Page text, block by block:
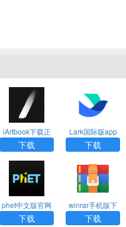
iArtbook下载正
版免费2024
下载
Lark国际版app
下载
下载
phet中文版官网
版下载
下载
winrar手机版下
载
下载